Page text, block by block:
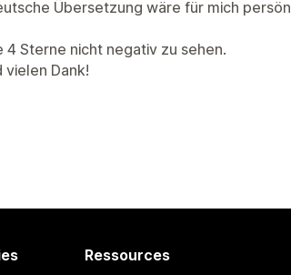
Übersetzung wäre für mich
4 Sterne nicht negativ zu sehen.
vielen Dank!
Ressources